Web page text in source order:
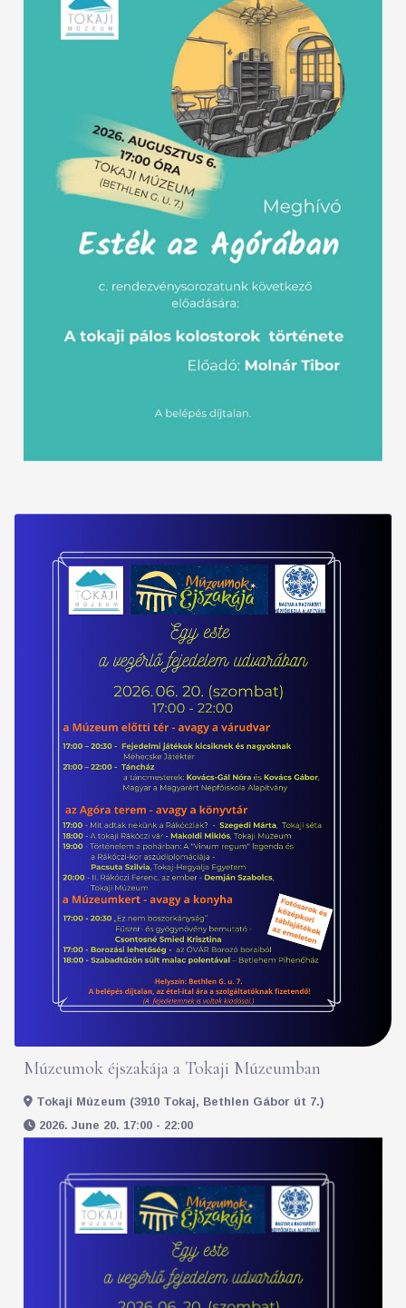
Múzeumok éjszakája a Tokaji Múzeumban
Tokaji Múzeum (3910 Tokaj, Bethlen Gábor út 7.)
2026. June 20. 17:00 - 22:00